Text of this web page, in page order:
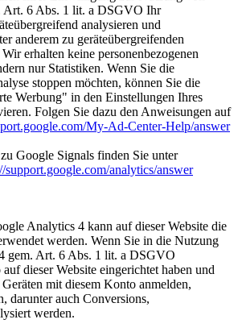
Art. 6 Abs. 1 lit. a DSGVO Ihr
analysieren und
anderem zu geräteübergreifenden
erhalten keine personenbezogenen
nur Statistiken. Wenn Sie die
stoppen möchten, können Sie die
Werbung" in den Einstellungen Ihres
Folgen Sie dazu den Anweisungen auf
/My-Ad-Center-Help/answer
Google Signals finden Sie unter
support.google.com/analytics/answer
Analytics 4 kann auf dieser Website die
werden. Wenn Sie in die Nutzung
gem. Art. 6 Abs. 1 lit. a DSGVO
dieser Website eingerichtet haben und
mit diesem Konto anmelden,
darunter auch Conversions,
werden.